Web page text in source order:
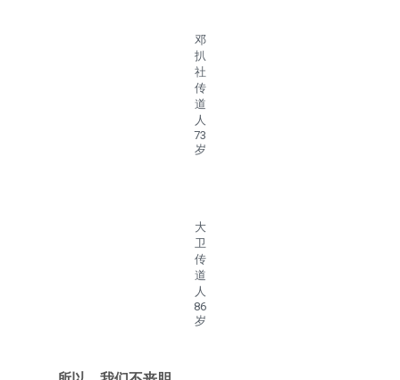
邓
扒
社
传
道
人
73
岁
大
卫
传
道
人
86
岁